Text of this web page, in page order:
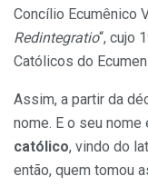
Concílio Ecumênico
Redintegratio“, cujo
Católicos do
Assim, a partir da
nome. E o seu nome
católico, vindo do
então, quem tomou